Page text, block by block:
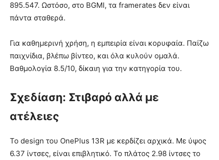
895.547. Ωστόσο, στο BGMI, τα framerates δεν είναι
πάντα σταθερά.
Για καθημερινή χρήση, η εμπειρία είναι κορυφαία. Παίζω
παιχνίδια, βλέπω βίντεο, και όλα κυλούν ομαλά.
Βαθμολογία 8.5/10, δίκαιη για την κατηγορία του.
Σχεδίαση: Στιβαρό αλλά με
ατέλειες
Το design του OnePlus 13R με κερδίζει αρχικά. Με ύψος
6.37 ίντσες, είναι επιβλητικό. Το πλάτος 2.98 ίντσες το